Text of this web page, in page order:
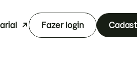
Fazer login